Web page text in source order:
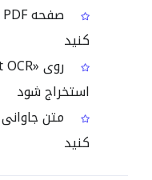
کنید
استخراج شود
متن
کنید